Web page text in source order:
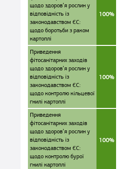
щодо здоров’я рослин у
відповідність із
законодавством ЄС:
щодо боротьби з раком
картоплі
100%
Приведення
фітосанітарних заходів
щодо здоров’я рослин у
відповідність із
законодавством ЄС:
щодо контролю кільцевої
гнилі картоплі
100%
Приведення
фітосанітарних заходів
щодо здоров’я рослин у
відповідність із
законодавством ЄС:
щодо контролю бурої
гнилі картоплі
100%